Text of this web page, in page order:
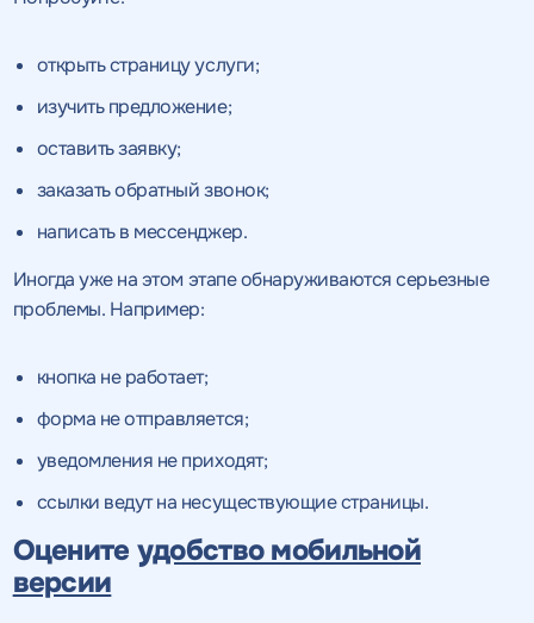
открыть страницу услуги;
изучить предложение;
оставить заявку;
заказать обратный звонок;
написать в мессенджер.
Иногда уже на этом этапе обнаруживаются серьезные
проблемы. Например:
кнопка не работает;
форма не отправляется;
уведомления не приходят;
ссылки ведут на несуществующие страницы.
Оцените удобство мобильной
версии